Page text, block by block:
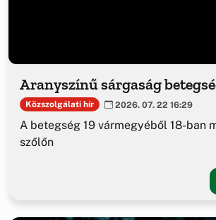
Aranyszínű sárgaság
Közszolgálati hír 2026. 07. 22 16:29
A betegség 19 vármegyéből 18-ban
szőlőn